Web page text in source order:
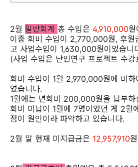
2월 일반회계 총 수입은 4,910,000원
이중 회비 수입이 2,770,000원, 후
고 사업수입이 1,630,000원이었습니
(사업 수입은 난민연구 프로젝트 수강
회비 수입이 1월 2,970,000원에 비
였습니다.
1월에는 년회비 200,000원을 납부하
회비 미납이 1월에 7명이었던 게 2월
점이 원인이라 파악하고 있습니다.
2월 말 현재 미지급금은 12,957,910